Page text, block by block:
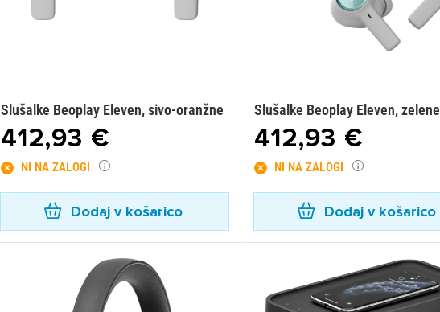
Slušalke Beoplay Eleven, sivo-oranžne
412,93 €
NI NA ZALOGI
Dodaj v košarico
Slušalke Beoplay Eleven, zelene
412,93 €
NI NA ZALOGI
Dodaj v košarico
Prijava